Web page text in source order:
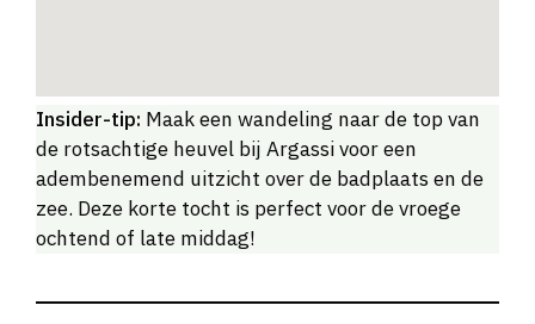
Insider-tip: Maak een wandeling naar de top van
de rotsachtige heuvel bij Argassi voor een
adembenemend uitzicht over de badplaats en de
zee. Deze korte tocht is perfect voor de vroege
ochtend of late middag!